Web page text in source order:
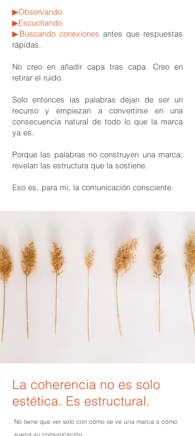
▶Observando.
▶Escuchando.
▶Buscando conexiones antes que respuestas
rápidas.
No creo en añadir capa tras capa. Creo en
retirar el ruido.
Solo entonces las palabras dejan de ser un
recurso y empiezan a convertirse en una
consecuencia natural de todo lo que la marca
ya es.
Porque las palabras no construyen una marca;
revelan las estructura que la sostiene.
Eso es, para mí, la comunicación consciente.​
La coherencia no es solo
estética. Es estructural.
No tiene que ver solo con cómo se ve una marca o cómo